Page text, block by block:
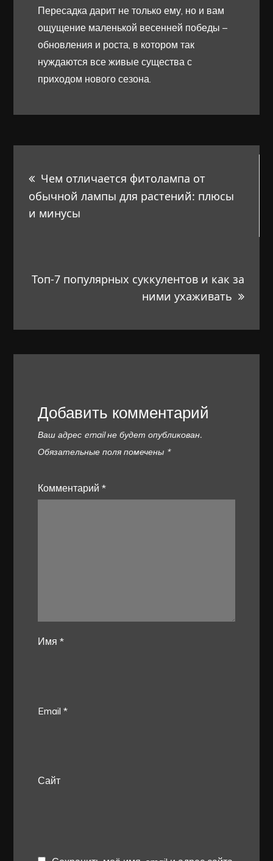
Пересадка дарит не только ему, но и вам
ощущение маленькой весенней победы –
обновления и роста, в котором так
нуждаются все живые существа с
приходом нового сезона.
по
записям
Чем отличается фитолампа от
обычной лампы для растений: плюсы
и минусы
Топ-7 популярных суккулентов и как за
ними ухаживать
Добавить комментарий
Ваш адрес email не будет опубликован.
Обязательные поля помечены *
Комментарий*
Имя*
Email*
Сайт